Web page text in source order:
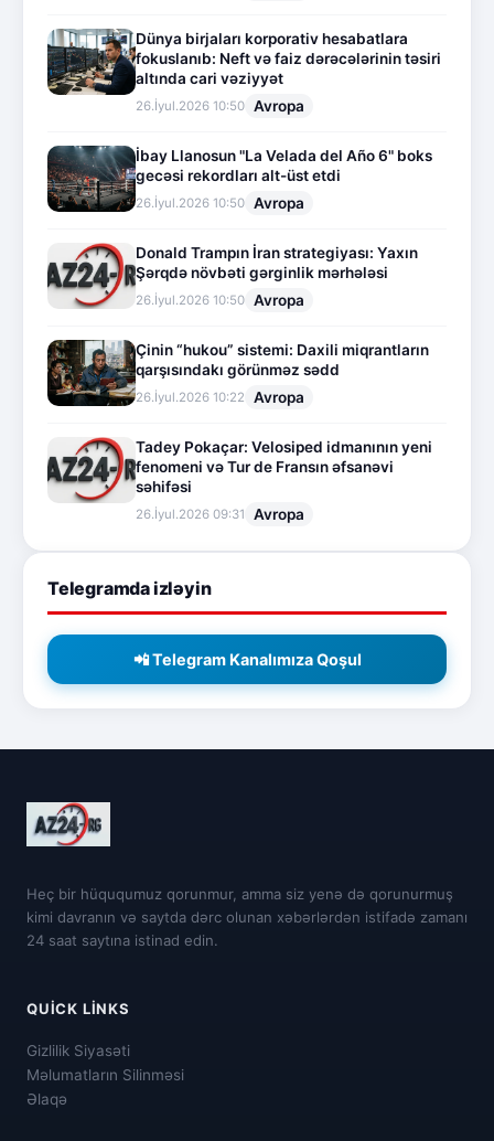
Dünya birjaları korporativ hesabatlara
fokuslanıb: Neft və faiz dərəcələrinin təsiri
altında cari vəziyyət
26.İyul.2026 10:50 Avropa
İbay Llanosun "La Velada del Año 6" boks
gecəsi rekordları alt-üst etdi
26.İyul.2026 10:50 Avropa
Donald Trampın İran strategiyası: Yaxın
Şərqdə növbəti gərginlik mərhələsi
26.İyul.2026 10:50 Avropa
Çinin “hukou” sistemi: Daxili miqrantların
qarşısındakı görünməz sədd
26.İyul.2026 10:22 Avropa
Tadey Pokaçar: Velosiped idmanının yeni
fenomeni və Tur de Fransın əfsanəvi
səhifəsi
26.İyul.2026 09:31 Avropa
Telegramda izləyin
📲 Telegram Kanalımıza Qoşul
Heç bir hüququmuz qorunmur, amma siz yenə də qorunurmuş
kimi davranın və saytda dərc olunan xəbərlərdən istifadə zamanı
24 saat saytına istinad edin.
QUICK LINKS
Gizlilik Siyasəti
Məlumatların Silinməsi
Əlaqə